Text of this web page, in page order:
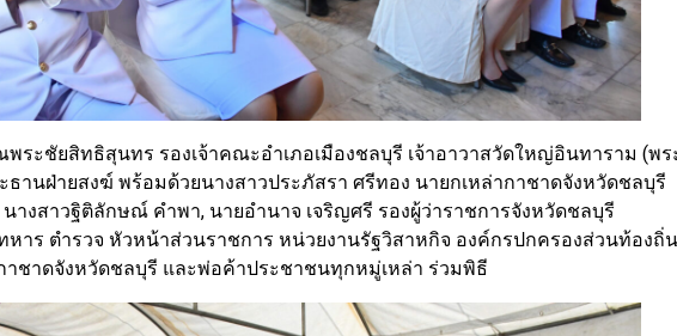
ระชัยสิทธิสุนทร รองเจ้าคณะอำเภอเมืองชลบุรี เจ้าอาวาสวัดใหญ่อินทาราม (พร
ธานฝ่ายสงฆ์ พร้อมด้วยนางสาวประภัสรา ศรีทอง นายกเหล่ากาชาดจังหวัดชลบุรี
างสาวฐิติลักษณ์ คำพา, นายอำนาจ เจริญศรี รองผู้ว่าราชการจังหวัดชลบุรี
หาร ตำรวจ หัวหน้าส่วนราชการ หน่วยงานรัฐวิสาหกิจ องค์กรปกครองส่วนท้องถิ่น
าชาดจังหวัดชลบุรี และพ่อค้าประชาชนทุกหมู่เหล่า ร่วมพิธี